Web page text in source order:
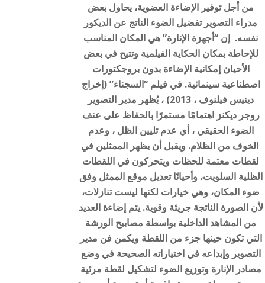
من أجل توفير الإضاءة العضوية، يحاول بعض
مدراء التصوير تفضيل الضوء الناتج عن الديكور
نفسه. إن “أجهزة الإنارة” هي المكان المناسب
للإحاطة بمكان الحكاية الفيلمية وتتيح في بعض
الأحيان إمكانية الإضاءة بدون بروجكتورات
اصطناعية سينمائية. في فيلم “السجناء” (إخراج
دينيس فيلنوف ، 2013) ، يُظهر مدير التصوير
روجر ديكنز اهتمامًا مستمرًا بالحفاظ على عنف
الضوء الحقيقي ، أي عدم تليين الظل ، وعدم
الخوف من الظلام. ويقبل أن يظهر الممثلين في
لقطات معتمة للحظات ويتحركون في اللقطات
الظلية السلويت، وأحيانًا تعديل موقع الممثل وفق
ضوء المكان، وهي خيارات لكنها ليست تنازلات،
لأن الصورة الناتجة جريئة وقوية. يتم إضاءة العديد
من المشاهد الداخلية بواسطة مصابيح الورشة
التي تكون حينها جزء من اللقطة ويكمن فن مدير
التصوير وإبداعه في اختياراته الصحيحة في وضع
مصادر الإنارة وتوزيع الضوء لتشكيل لقطة مرئية